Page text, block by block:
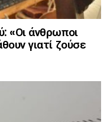
«Οι άνθρωποι
γιατί ζούσε